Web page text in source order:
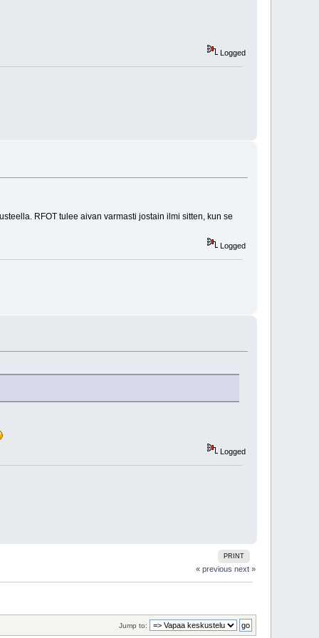
Logged
RFOT tulee aivan varmasti jostain ilmi sitten, kun se
Logged
Logged
PRINT
« previous next »
Jump to: